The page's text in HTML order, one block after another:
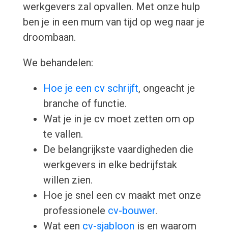
werkgevers zal opvallen. Met onze hulp
ben je in een mum van tijd op weg naar je
droombaan.
We behandelen:
Hoe je een cv schrijft, ongeacht je
branche of functie.
Wat je in je cv moet zetten om op
te vallen.
De belangrijkste vaardigheden die
werkgevers in elke bedrijfstak
willen zien.
Hoe je snel een cv maakt met onze
professionele cv-bouwer.
Wat een cv-sjabloon is en waarom